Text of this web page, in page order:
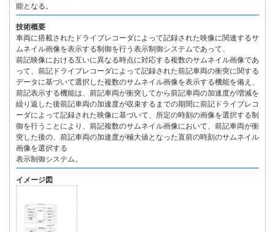
能となる。
技術概要
車両に搭載されたドライブレコーダによって記録された映像に関連するサ
ムネイル画像を表示する制御を行う表示制御システムであって、
前記映像における互いに異なる時点に対応する複数のサムネイル画像であ
って、前記ドライブレコーダによって記録された前記車両の衝突に関する
データに基づいて選択した複数のサムネイル画像を表示する機能を備え、
前記表示する機能は、前記車両が衝突してから前記車両の加速度が増減を
繰り返した後前記車両の加速度が収束するまでの期間に前記ドライブレコ
ーダによって記録された映像に基づいて、所定の時刻の画像を選択する制
御を行うことにより、前記複数のサムネイル画像において、前記車両が衝
突した後の、前記車両の加速度が極大値となった直前の時刻のサムネイル
画像を選択する
表示制御システム。
イメージ図